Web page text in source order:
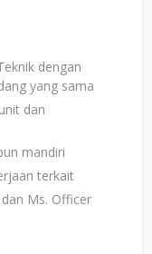
dengan
yang sama
dan
mandiri
terkait
Ms. Officer